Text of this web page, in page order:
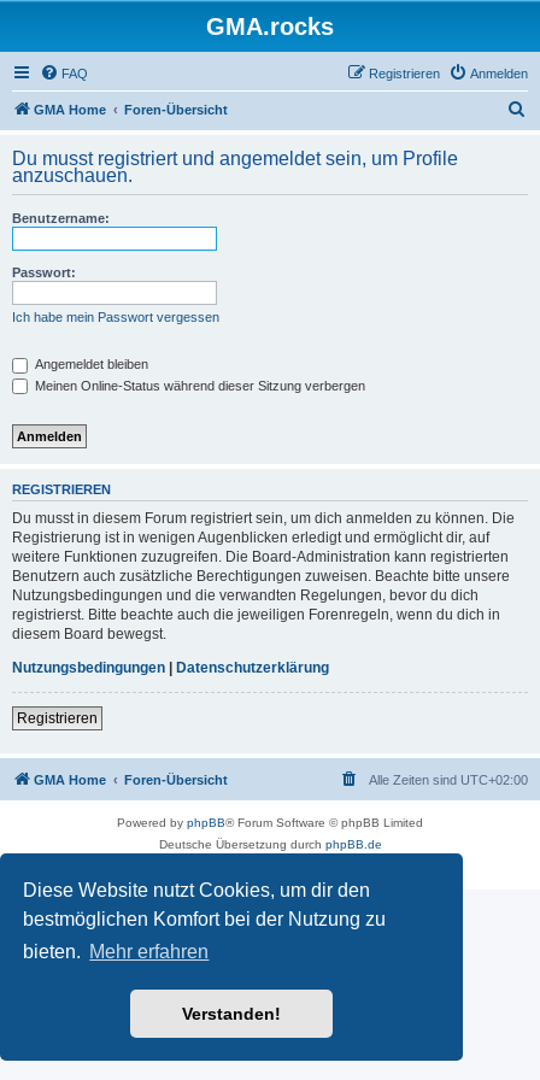
Diese Website nutzt Cookies, um dir den
bestmöglichen Komfort bei der Nutzung zu
bieten. Mehr erfahren
Verstanden!
GMA.rocks
FAQ Anmelden
Registrieren
GMA Home Foren-Übersicht
h
Du musst registriert und angemeldet sein, um Profile
anzuschauen.
Benutzername:
Passwort:
Ich habe mein Passwort vergessen
Angemeldet bleiben
Meinen Online-Status während dieser Sitzung verbergen
REGISTRIEREN
Du musst in diesem Forum registriert sein, um dich anmelden zu können. Die
Registrierung ist in wenigen Augenblicken erledigt und ermöglicht dir, auf
weitere Funktionen zuzugreifen. Die Board-Administration kann registrierten
Benutzern auch zusätzliche Berechtigungen zuweisen. Beachte bitte unsere
Nutzungsbedingungen und die verwandten Regelungen, bevor du dich
registrierst. Bitte beachte auch die jeweiligen Forenregeln, wenn du dich in
diesem Board bewegst.
Nutzungsbedingungen | Datenschutzerklärung
Registrieren
GMA Home Foren-Übersicht Alle Zeiten sind UTC+02:00
Powered by phpBB® Forum Software © phpBB Limited
Deutsche Übersetzung durch phpBB.de